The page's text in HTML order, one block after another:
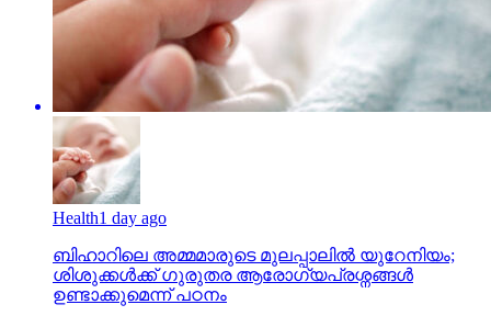
Health1 day ago
ബിഹാറിലെ അമ്മമാരുടെ മുലപ്പാലിൽ യുറേനിയം;
ശിശുക്കൾക്ക് ​ഗുരുതര ആരോ​ഗ്യപ്രശ്നങ്ങൾ
ഉണ്ടാക്കുമെന്ന് പഠനം